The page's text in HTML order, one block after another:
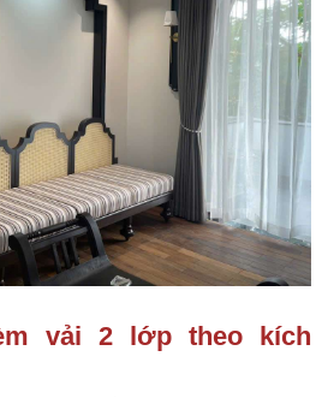
vải 2 lớp theo kích